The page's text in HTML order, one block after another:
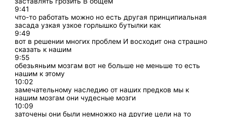
9:41
что-то работать можно но есть другая принципиальная
засада узкая узкое горлышко бутылки как
9:49
вот в решении многих проблем И восходит она страшно
сказать к нашим
9:55
обезьяньим мозгам вот не больше не меньше то есть
нашим к этому
10:02
замечательному наследию от наших предков мы к
нашим мозгам они чудесные мозги
10:09
заточены они были немножко на другие цели на то